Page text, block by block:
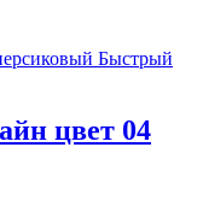
Быстрый
цвет 04